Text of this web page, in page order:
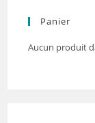
Panier
Aucun produit